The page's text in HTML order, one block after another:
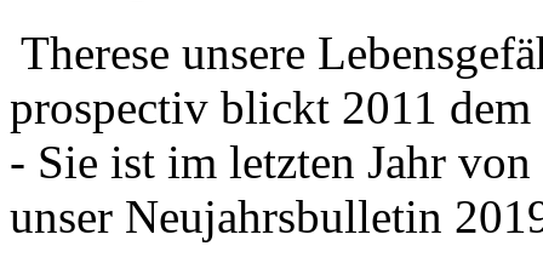
Therese unsere
prospectiv blickt 2011
- Sie ist im letzten Jahr
unser Neujahrsbulletin